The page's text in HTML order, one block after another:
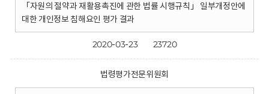
「자원의 절약과 재활용촉진에 관한 법률 시행규칙」 일부개정안에
대한 개인정보 침해요인 평가 결과
2020-03-23 23720
법령평가전문위원회